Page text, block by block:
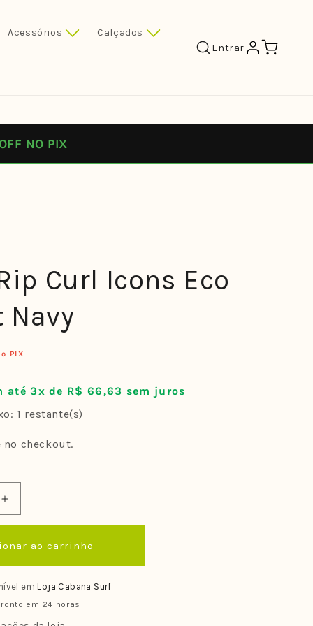
Acessórios Calçados
Entrar Carrinho
NO PIX
Curl Icons Eco
Navy
PIX
até 3x de R$ 66,63 sem juros
1 restante(s)
no checkout.
Aumentar
a
de
Boné
Curl
Icons
Eco
ao carrinho
emLoja Cabana Surf
em 24 horas